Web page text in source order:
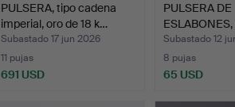
PULSERA, tipo cadena
imperial, oro de 18 k…
Subastado 17 jun 2026
11 pujas
691 USD
PULSERA DE
gramos.
Subastado 12
8 pujas
65 USD